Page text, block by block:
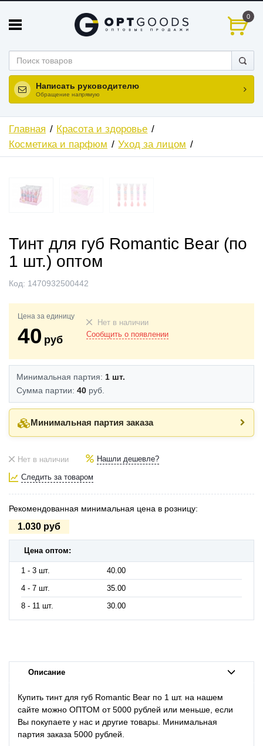
0
Написать руководителю
Обращение напрямую
Главная
Красота и здоровье
Косметика и парфюм
Уход за лицом
Тинт для губ Romantic Bear (по
1 шт.) оптом
Код: 1470932500442
Цена за единицу
40 руб
Нет в наличии
Сообщить о появлении
Минимальная партия: 1 шт.
Сумма партии: 40 руб.
Минимальная партия заказа
Нет в наличии Нашли дешевле?
Следить за товаром
Рекомендованная минимальная цена в розницу:
1.030 руб
Цена оптом:
1 - 3 шт.
40.00
4 - 7 шт.
35.00
8 - 11 шт.
30.00
Описание
Купить тинт для губ Romantic Bear по 1 шт. на нашем
сайте можно ОПТОМ от 5000 рублей или меньше, если
Вы покупаете у нас и другие товары. Минимальная
партия заказа 5000 рублей.